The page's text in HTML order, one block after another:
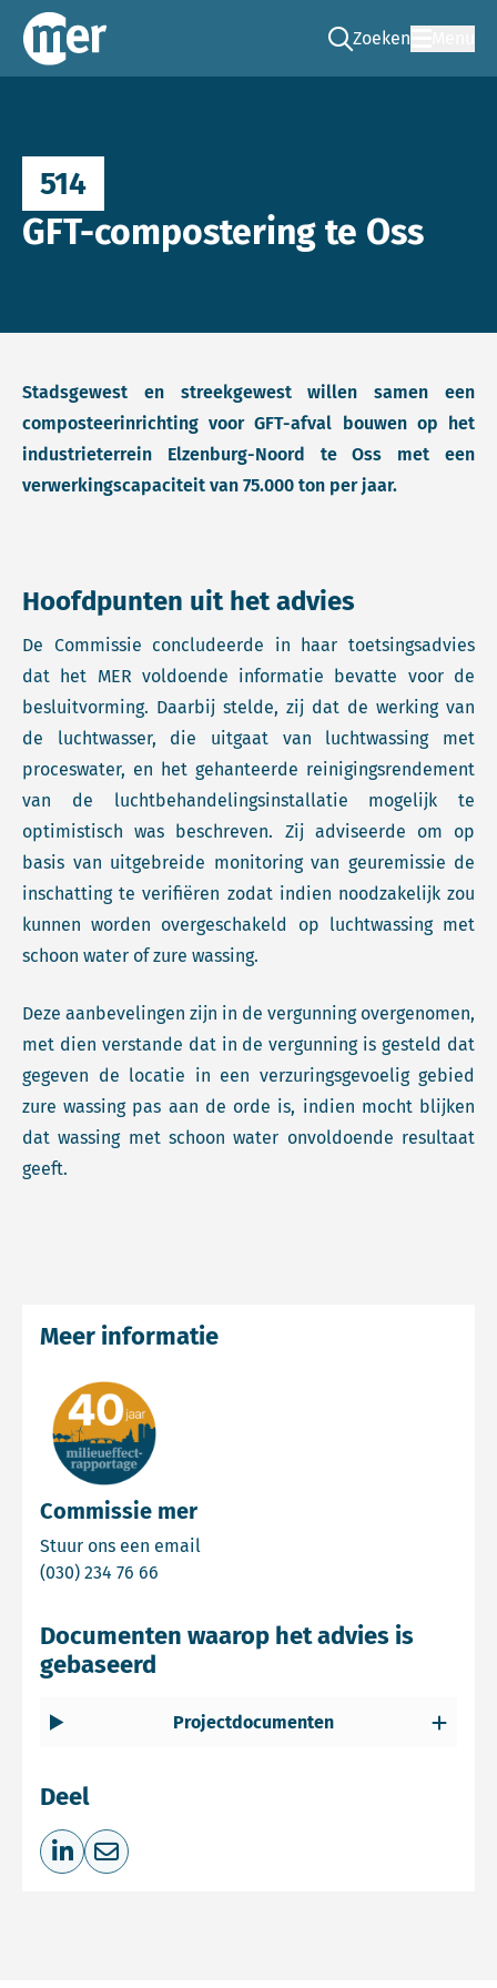
Commissie mer
Zoeken
Ga naar de zoek
514
GFT-compostering te Oss
Stadsgewest en streekgewest willen samen een
composteerinrichting voor GFT-afval bouwen op het
industrieterrein Elzenburg-Noord te Oss met een
verwerkingscapaciteit van 75.000 ton per jaar.
Hoofdpunten uit het advies
De Commissie concludeerde in haar toetsingsadvies
dat het MER voldoende informatie bevatte voor de
besluitvorming. Daarbij stelde, zij dat de werking van
de luchtwasser, die uitgaat van luchtwassing met
proceswater, en het gehanteerde reinigingsrendement
van de luchtbehandelingsinstallatie mogelijk te
optimistisch was beschreven. Zij adviseerde om op
basis van uitgebreide monitoring van geuremissie de
inschatting te verifiëren zodat indien noodzakelijk zou
kunnen worden overgeschakeld op luchtwassing met
schoon water of zure wassing.
Deze aanbevelingen zijn in de vergunning overgenomen,
met dien verstande dat in de vergunning is gesteld dat
gegeven de locatie in een verzuringsgevoelig gebied
zure wassing pas aan de orde is, indien mocht blijken
dat wassing met schoon water onvoldoende resultaat
geeft.
Commissie mer
Stuur ons een email
(030) 234 76 66
Meer informatie
Documenten waarop het advies is
gebaseerd
Projectdocumenten
Deel
Deel op LinkedIn
Deel via e-mail